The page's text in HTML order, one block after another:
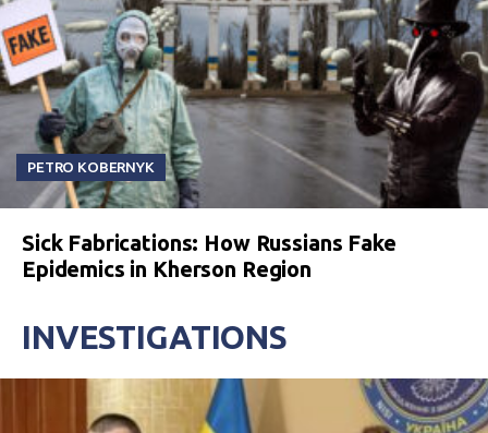
PETRO KOBERNYK
Sick Fabrications: How Russians Fake
Epidemics in Kherson Region
INVESTIGATIONS